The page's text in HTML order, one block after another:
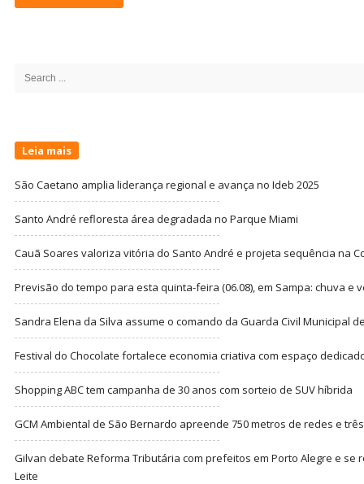
Search
Leia mais
São Caetano amplia liderança regional e avança no Ideb 2025
Santo André refloresta área degradada no Parque Miami
Cauã Soares valoriza vitória do Santo André e projeta sequência na
Previsão do tempo para esta quinta-feira (06.08), em Sampa: chuva e
Sandra Elena da Silva assume o comando da Guarda Civil Municipal
Festival do Chocolate fortalece economia criativa com espaço
Shopping ABC tem campanha de 30 anos com sorteio de SUV híbrida
GCM Ambiental de São Bernardo apreende 750 metros de redes e
Gilvan debate Reforma Tributária com prefeitos em Porto Alegre e se
Leite